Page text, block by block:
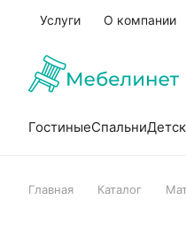
Услуги О компании
ГостиныеСпальни
Главная Каталог